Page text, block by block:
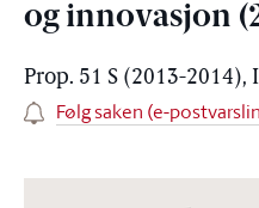
og innovasjon
Prop. 51 S (2013-2014),
Følg saken (e-